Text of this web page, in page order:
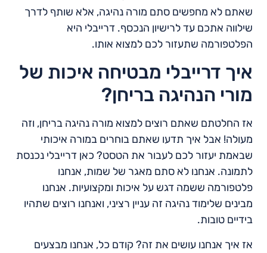
שאתם לא מחפשים סתם מורה נהיגה, אלא שותף לדרך
שילווה אתכם עד לרישיון הנכסף. דרייבלי היא
הפלטפורמה שתעזור לכם למצוא אותו.
איך דרייבלי מבטיחה איכות של
מורי הנהיגה בריחן?
אז החלטתם שאתם רוצים למצוא מורה נהיגה בריחן, וזה
מעולה! אבל איך תדעו שאתם בוחרים במורה איכותי
שבאמת יעזור לכם לעבור את הטסט? כאן דרייבלי נכנסת
לתמונה. אנחנו לא סתם מאגר של שמות, אנחנו
פלטפורמה ששמה דגש על איכות ומקצועיות. אנחנו
מבינים שלימוד נהיגה זה עניין רציני, ואנחנו רוצים שתהיו
בידיים טובות.
אז איך אנחנו עושים את זה? קודם כל, אנחנו מבצעים